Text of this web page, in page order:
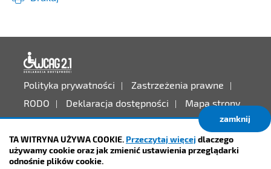
TA WITRYNA UŻYWA COOKIE. Przeczytaj więcej dlaczego
używamy cookie oraz jak zmienić ustawienia przeglądarki
odnośnie plików cookie.
zamknij
Polityka prywatności
Zastrzeżenia prawne
RODO
Deklaracja dostępności Mapa strony
Projekt: IntraCOM.pl